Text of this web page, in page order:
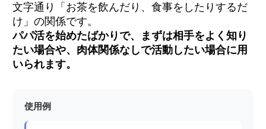
文字通り「お茶を飲んだり、食事をしたりするだ
け」の関係です。
パパ活を始めたばかりで、まずは相手をよく知り
たい場合や、肉体関係なしで活動したい場合に用
いられます。
使用例